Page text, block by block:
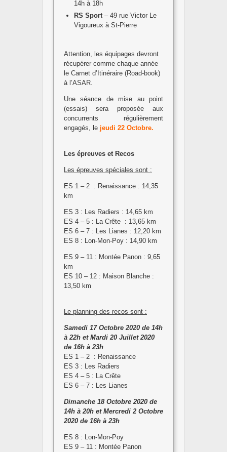
14h à 18h
RS Sport– 49 rue Victor Le
Vigoureux à St-Pierre
Attention, les équipages devront
récupérer comme chaque année
le Carnet d’Itinéraire (Road-book)
à l’ASAR.
Une séance de mise au point
(essais) sera proposée aux
concurrents régulièrement
engagés, le jeudi 22 Octobre.
Les épreuves et Recos
Les épreuves spéciales sont :
ES 1 – 2 : Renaissance : 14,35
km
ES 3 : Les Radiers : 14,65 km
ES 4 – 5 : La Crête : 13,65 km
ES 6 – 7 : Les Lianes : 12,20 km
ES 8 : Lon-Mon-Poy : 14,90 km
ES 9 – 11 : Montée Panon : 9,65
km
ES 10 – 12 : Maison Blanche :
13,50 km
Le planning des recos sont :
Samedi 17 Octobre 2020 de 14h
à 22h et Mardi 20 Juillet 2020
de 16h à 23h
ES 1 – 2 : Renaissance
ES 3 : Les Radiers
ES 4 – 5 : La Crête
ES 6 – 7 : Les Lianes
Dimanche 18 Octobre 2020 de
14h à 20h et Mercredi 2 Octobre
2020 de 16h à 23h
ES 8 : Lon-Mon-Poy
ES 9 – 11 : Montée Panon